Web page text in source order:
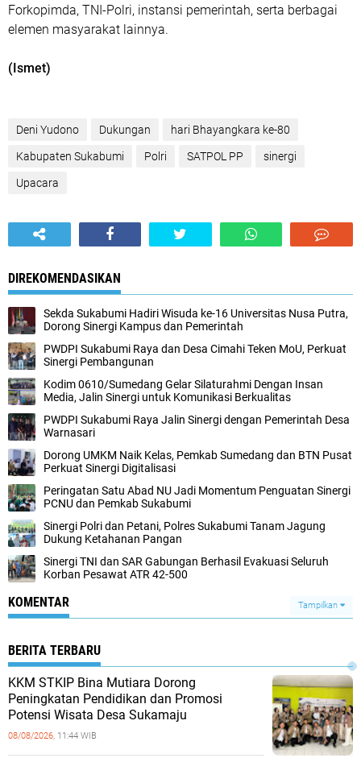
Forkopimda, TNI-Polri, instansi pemerintah, serta berbagai
elemen masyarakat lainnya.
(Ismet)
Deni Yudono Dukungan hari Bhayangkara ke-80
Kabupaten Sukabumi Polri SATPOL PP sinergi
Upacara
DIREKOMENDASIKAN
Sekda Sukabumi Hadiri Wisuda ke-16 Universitas Nusa Putra,
Dorong Sinergi Kampus dan Pemerintah
PWDPI Sukabumi Raya dan Desa Cimahi Teken MoU, Perkuat
Sinergi Pembangunan
Kodim 0610/Sumedang Gelar Silaturahmi Dengan Insan
Media, Jalin Sinergi untuk Komunikasi Berkualitas
PWDPI Sukabumi Raya Jalin Sinergi dengan Pemerintah Desa
Warnasari
Dorong UMKM Naik Kelas, Pemkab Sumedang dan BTN Pusat
Perkuat Sinergi Digitalisasi
Peringatan Satu Abad NU Jadi Momentum Penguatan Sinergi
PCNU dan Pemkab Sukabumi
Sinergi Polri dan Petani, Polres Sukabumi Tanam Jagung
Dukung Ketahanan Pangan
Sinergi TNI dan SAR Gabungan Berhasil Evakuasi Seluruh
Korban Pesawat ATR 42-500
KOMENTAR Tampilkan
BERITA TERBARU
KKM STKIP Bina Mutiara Dorong
Peningkatan Pendidikan dan Promosi
Potensi Wisata Desa Sukamaju
08/08/2026, 11:44 WIB